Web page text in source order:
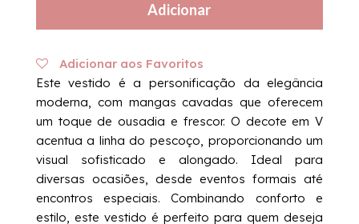
Adicionar
Adicionar aos Favoritos
Este vestido é a personificação da elegância
moderna, com mangas cavadas que oferecem
um toque de ousadia e frescor. O decote em V
acentua a linha do pescoço, proporcionando um
visual sofisticado e alongado. Ideal para
diversas ocasiões, desde eventos formais até
encontros especiais. Combinando conforto e
estilo, este vestido é perfeito para quem deseja